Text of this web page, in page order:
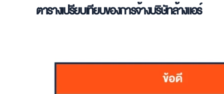
ตารางเปรียบเทียบของการจ้างบริษัทล้างแอร์